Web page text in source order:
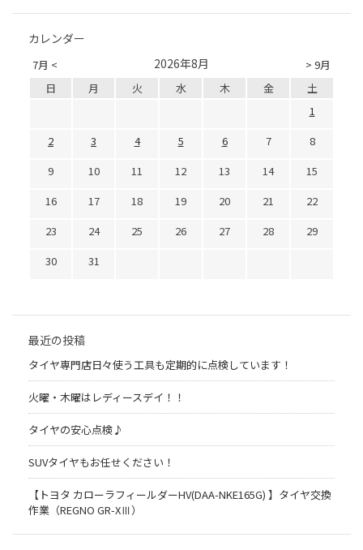
カレンダー
7月 < > 9月
2026年8月
日 月 火 水 木 金
土
1
2
3 4 5 6 7
8
9
10 11 12 13 14
15
16
17 18 19 20 21
22
23
24 25 26 27 28
29
30
31
最近の投稿
タイヤ専門店日々使う工具も定期的に点検しています！
火曜・木曜はレディースデイ！！
タイヤの安心点検♪
SUVタイヤもお任せください！
【トヨタ カローラフィールダーHV(DAA-NKE165G) 】タイヤ交換
作業（REGNO GR-XⅢ）